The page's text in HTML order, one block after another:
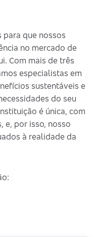
que nossos
no mercado de
Com mais de três
especialistas em
sustentáveis e
do seu
é única, com
e, por isso, nosso
à realidade da